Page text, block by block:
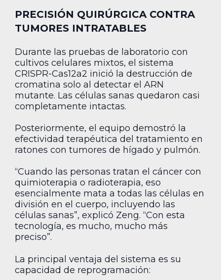
PRECISIÓN QUIRÚRGICA CONTRA
TUMORES INTRATABLES
Durante las pruebas de laboratorio con
cultivos celulares mixtos, el sistema
CRISPR-Cas12a2 inició la destrucción de
cromatina solo al detectar el ARN
mutante. Las células sanas quedaron casi
completamente intactas.
Posteriormente, el equipo demostró la
efectividad terapéutica del tratamiento en
ratones con tumores de hígado y pulmón.
“Cuando las personas tratan el cáncer con
quimioterapia o radioterapia, eso
esencialmente mata a todas las células en
división en el cuerpo, incluyendo las
células sanas”, explicó Zeng. “Con esta
tecnología, es mucho, mucho más
preciso”.
La principal ventaja del sistema es su
capacidad de reprogramación: